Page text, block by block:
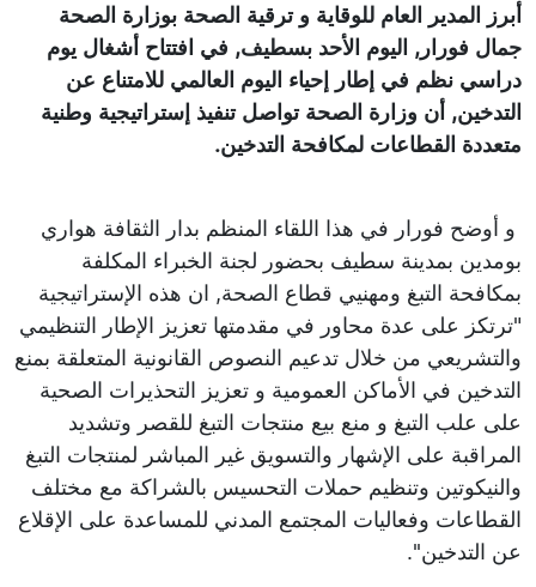
أبرز المدير العام للوقاية و ترقية الصحة بوزارة الصحة
جمال فورار, اليوم الأحد بسطيف, في افتتاح أشغال يوم
دراسي نظم في إطار إحياء اليوم العالمي للامتناع عن
التدخين, أن وزارة الصحة تواصل تنفيذ إستراتيجية وطنية
متعددة القطاعات لمكافحة التدخين.
و أوضح فورار في هذا اللقاء المنظم بدار الثقافة هواري
بومدين بمدينة سطيف بحضور لجنة الخبراء المكلفة
بمكافحة التبغ ومهنيي قطاع الصحة, ان هذه الإستراتيجية
"ترتكز على عدة محاور في مقدمتها تعزيز الإطار التنظيمي
والتشريعي من خلال تدعيم النصوص القانونية المتعلقة بمنع
التدخين في الأماكن العمومية و تعزيز التحذيرات الصحية
على علب التبغ و منع بيع منتجات التبغ للقصر وتشديد
المراقبة على الإشهار والتسويق غير المباشر لمنتجات التبغ
والنيكوتين وتنظيم حملات التحسيس بالشراكة مع مختلف
القطاعات وفعاليات المجتمع المدني للمساعدة على الإقلاع
عن التدخين''.